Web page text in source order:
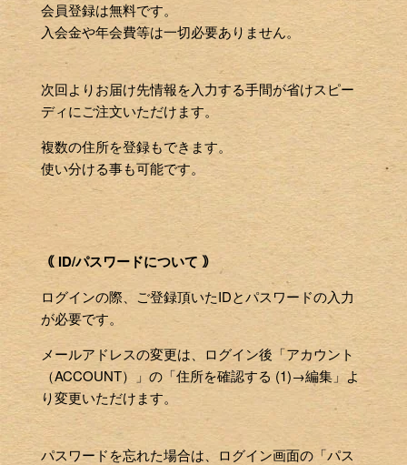
会員登録は無料です。
入会金や年会費等は一切必要ありません。
次回よりお届け先情報を入力する手間が省けスピー
ディにご注文いただけます。
複数の住所を登録もできます。
使い分ける事も可能です。
｟ ID/パスワードについて ｠
ログインの際、ご登録頂いたIDとパスワードの入力
が必要です。
メールアドレスの変更は、ログイン後「アカウント
（ACCOUNT）」の「住所を確認する (1)→編集」よ
り変更いただけます。
パスワードを忘れた場合は、ログイン画面の「パス